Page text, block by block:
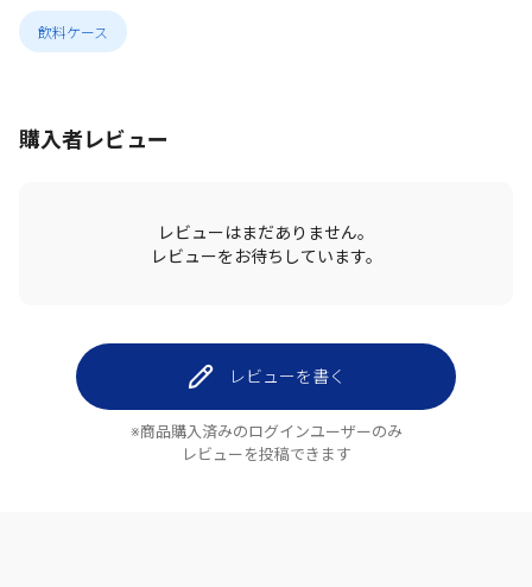
飲料ケース
購入者レビュー
レビューはまだありません。
レビューをお待ちしています。
レビューを書く
※商品購入済みのログインユーザーのみ
レビューを投稿できます